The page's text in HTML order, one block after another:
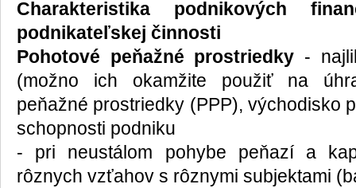
Charakteristika podnikových
podnikateľskej činnosti
Pohotové peňažné prostriedky -
(možno ich okamžite použiť na
peňažné prostriedky (PPP), východisko
schopnosti podniku
- pri neustálom pohybe peňazí a
rôznych vzťahov s rôznymi subjektami